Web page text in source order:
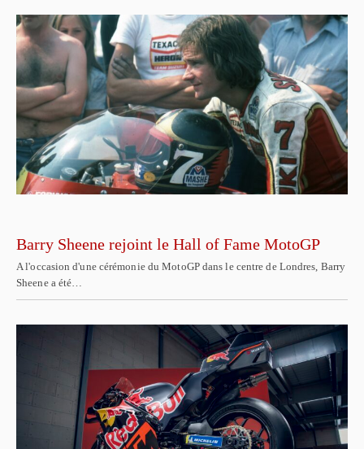
Barry Sheene rejoint le Hall of Fame MotoGP
A l'occasion d'une cérémonie du MotoGP dans le centre de Londres, Barry
Sheene a été…